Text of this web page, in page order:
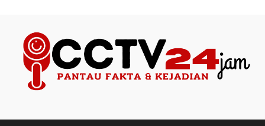
content